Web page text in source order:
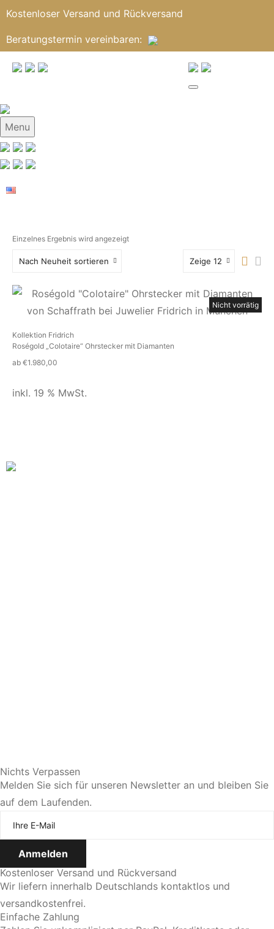
Kostenloser Versand und Rückversand
Beratungstermin vereinbaren:
Menu
Einzelnes Ergebnis wird angezeigt
Nach Neuheit sortieren Zeige 12
Nicht vorrätig
Kollektion Fridrich
Roségold „Colotaire“ Ohrstecker mit Diamanten
ab €1.980,00
inkl. 19 % MwSt.
Sie bevorzugen eine persönliche Beratung?
Jetzt Termin vereinbaren
Nichts Verpassen
Melden Sie sich für unseren Newsletter an und bleiben Sie
auf dem Laufenden.
Kostenloser Versand und Rückversand
Wir liefern innerhalb Deutschlands kontaktlos und
versandkostenfrei.
Einfache Zahlung